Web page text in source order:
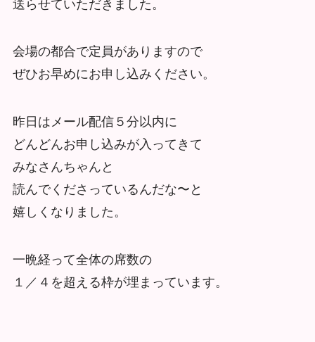
送らせていただきました。
会場の都合で定員がありますので
ぜひお早めにお申し込みください。
昨日はメール配信５分以内に
どんどんお申し込みが入ってきて
みなさんちゃんと
読んでくださっているんだな〜と
嬉しくなりました。
一晩経って全体の席数の
１／４を超える枠が埋まっています。